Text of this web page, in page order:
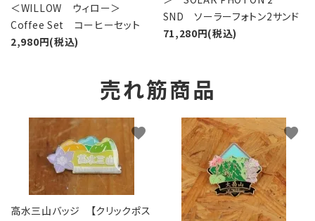
＜WILLOW ウィロー＞
Coffee Set コーヒーセット
2,980円(税込)
SND ソーラーフォトン2サンド
71,280円(税込)
売れ筋商品
高水三山バッジ 【クリックポス
favorite favorite